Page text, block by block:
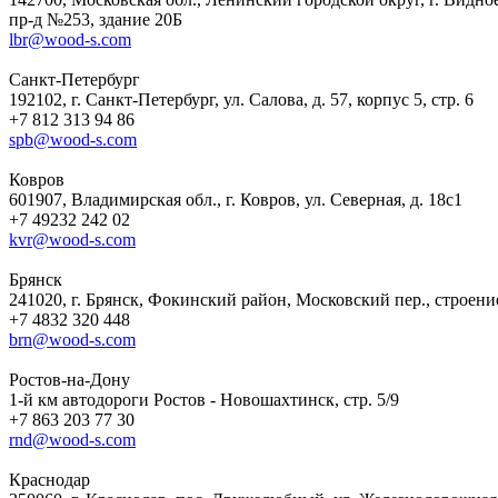
пр-д №253, здание 20Б
lbr@wood-s.com
Санкт-Петербург
192102, г. Санкт-Петербург, ул. Салова, д. 57, корпус 5, стр. 6
+7 812 313 94 86
spb@wood-s.com
Ковров
601907, Владимирская обл., г. Ковров, ул. Северная, д. 18c1
+7 49232 242 02
kvr@wood-s.com
Брянск
241020, г. Брянск, Фокинский район, Московский пер.,
+7 4832 320 448
brn@wood-s.com
Ростов-на-Дону
1-й км автодороги Ростов - Новошахтинск, стр. 5/9
+7 863 203 77 30
rnd@wood-s.com
Краснодар